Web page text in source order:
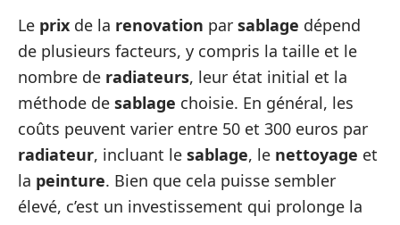
Le prix de la renovation par sablage dépend
de plusieurs facteurs, y compris la taille et le
nombre de radiateurs, leur état initial et la
méthode de sablage choisie. En général, les
coûts peuvent varier entre 50 et 300 euros par
radiateur, incluant le sablage, le nettoyage et
la peinture. Bien que cela puisse sembler
élevé, c’est un investissement qui prolonge la